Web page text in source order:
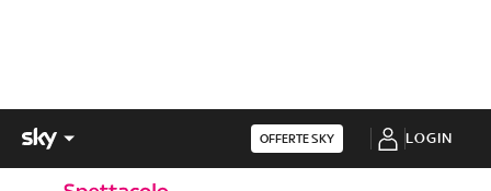
OFFERTE SKY LOGIN